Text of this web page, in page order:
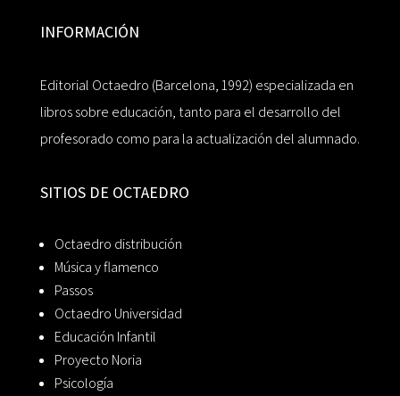
INFORMACIÓN
Editorial Octaedro (Barcelona, 1992) especializada en
libros sobre educación, tanto para el desarrollo del
profesorado como para la actualización del alumnado.
SITIOS DE OCTAEDRO
Octaedro distribución
Música y flamenco
Passos
Octaedro Universidad
Educación Infantil
Proyecto Noria
Psicología